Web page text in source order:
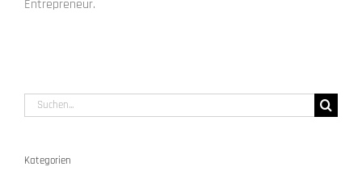
Entrepreneur.
Suche
nach:
Kategorien